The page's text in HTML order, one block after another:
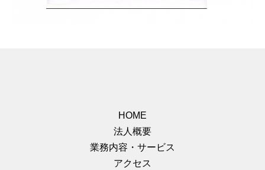
HOME
法人概要
業務内容・サービス
アクセス